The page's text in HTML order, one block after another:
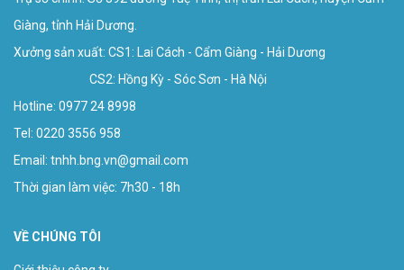
Giàng, tỉnh Hải Dương.
Xưởng sản xuất: CS1: Lai Cách - Cẩm Giàng - Hải Dương
CS2: Hồng Kỳ - Sóc Sơn - Hà Nội
Hotline: 0977 24 8998
Tel: 0220 3556 958
Email: tnhh.bng.vn@gmail.com
Thời gian làm việc: 7h30 - 18h
VỀ CHÚNG TÔI